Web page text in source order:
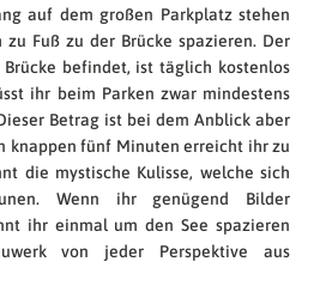
auf dem großen Parkplatz stehen
Fuß zu der Brücke spazieren. Der
befindet, ist täglich kostenlos
ihr beim Parken zwar mindestens
Betrag ist bei dem Anblick aber
knappen fünf Minuten erreicht ihr zu
die mystische Kulisse, welche sich
Wenn ihr genügend Bilder
ihr einmal um den See spazieren
von jeder Perspektive aus